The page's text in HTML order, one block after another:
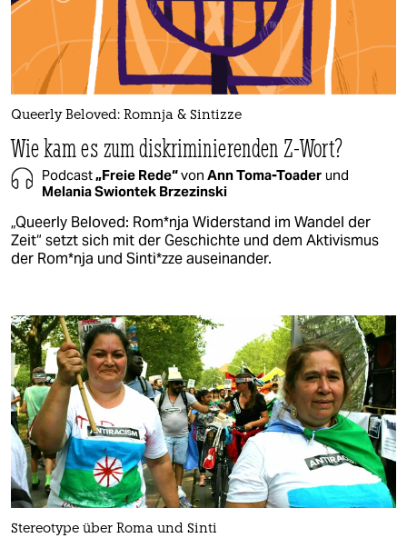
Queerly Beloved: Romnja & Sintizze
Wie kam es zum diskriminierenden Z-Wort?
Podcast„Freie Rede“von Ann Toma-Toader und
Melania Swiontek Brzezinski
„Queerly Beloved: Rom*­nja Widerstand im Wandel der
Zeit“ setzt sich mit der Geschichte und dem Aktivismus
der Rom*­nja und Sin­ti*z­ze auseinander.
Stereotype über Roma und Sinti